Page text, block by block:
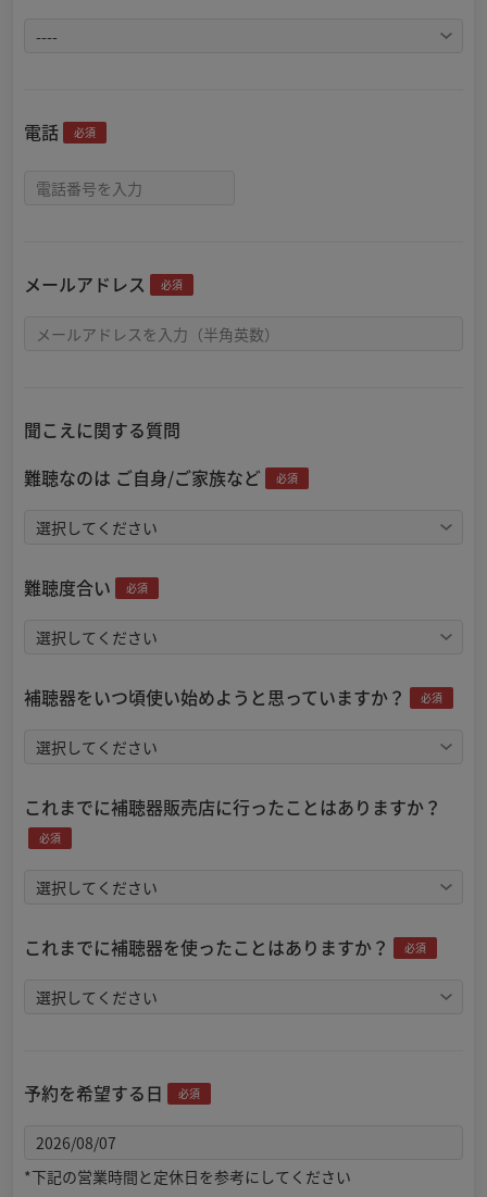
電話 必須
メールアドレス 必須
聞こえに関する質問
難聴なのは ご自身/ご家族など
必須
難聴度合い 必須
補聴器をいつ頃使い始めようと思っていますか？ 必須
これまでに補聴器販売店に行ったことはありますか？
必須
これまでに補聴器を使ったことはありますか？ 必須
予約を希望する日 必須
*下記の営業時間と定休日を参考にしてください